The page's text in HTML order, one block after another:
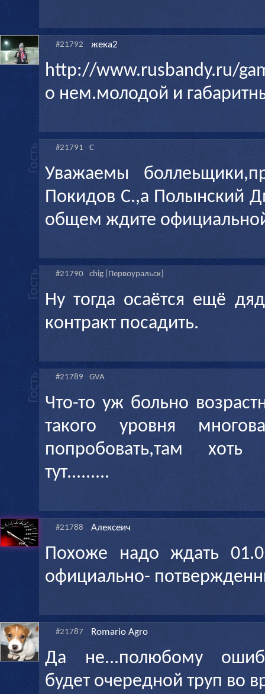
#21792 жека2
http://www.rusbandy.ru/
о нем.молодой и
#21791 С
Уважаемы
Покидов С.,а Полынский
общем ждите
#21790 chig [Первоуральск]
Ну тогда осаётся ещё
контракт посадить.
#21789 GVA
Что-то уж больно
такого уровня
попробовать,там хоть
тут.........
#21788 Алексеич
Похоже надо ждать
официально-
#21787 Romario Agro
Да не...полюбому
будет очередной труп во